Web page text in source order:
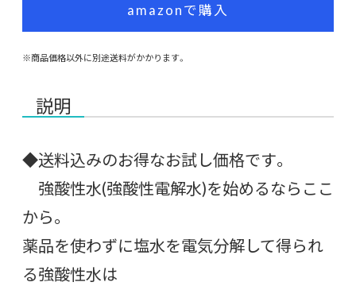
amazonで購入
※商品価格以外に別途送料がかかります。
説明
◆送料込みのお得なお試し価格です。
強酸性水(強酸性電解水)を始めるならここ
から。
薬品を使わずに塩水を電気分解して得られ
る強酸性水は